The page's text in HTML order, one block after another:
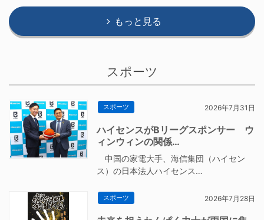
もっと見る
スポーツ
スポーツ 2026年7月31日
ハイセンスがBリーグスポンサー ウ
ィンウィンの関係…
中国の家電大手、海信集団（ハイセン
ス）の日本法人ハイセンス…
スポーツ 2026年7月28日